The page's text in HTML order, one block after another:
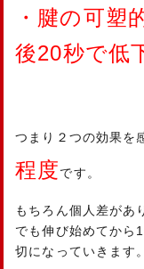
・腱の可塑
後20秒で低
つまり２つの効果を
程度です。
もちろん個人差があ
でも伸び始めてから
切になっていきます。